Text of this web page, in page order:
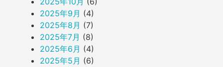
2025年9月 (4)
2025年8月 (7)
2025年7月 (8)
2025年6月 (4)
2025年5月 (6)